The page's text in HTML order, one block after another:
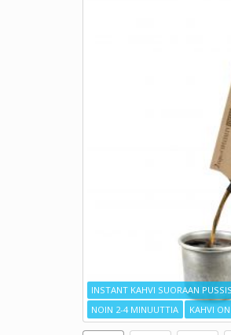
INSTANT KAHVI SUORAAN
NOIN 2-4 MINUUTTIA
KAHVI